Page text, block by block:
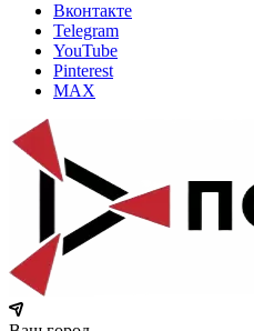
Вконтакте
Telegram
YouTube
Pinterest
MAX